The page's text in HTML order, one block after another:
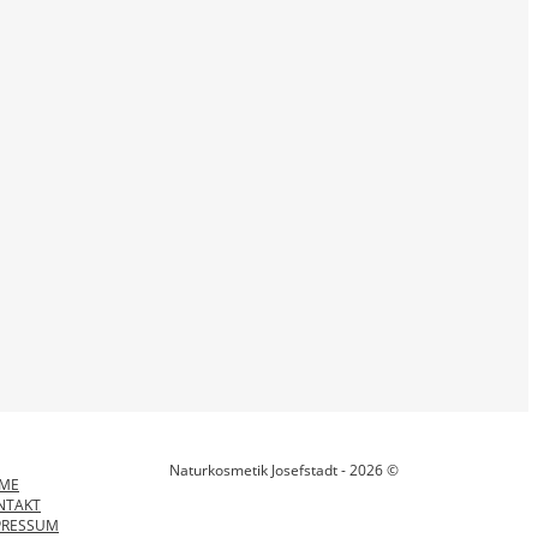
Naturkosmetik Josefstadt - 2026 ©